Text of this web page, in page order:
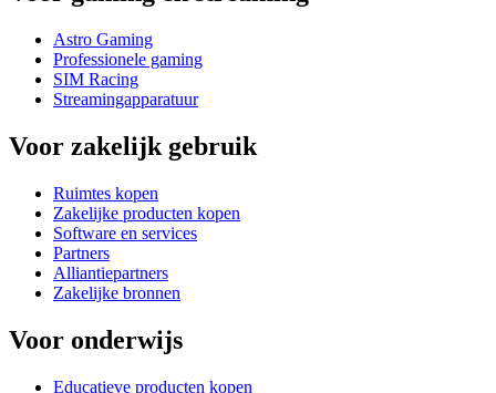
Astro Gaming
Professionele gaming
SIM Racing
Streamingapparatuur
Voor zakelijk gebruik
Ruimtes kopen
Zakelijke producten kopen
Software en services
Partners
Alliantiepartners
Zakelijke bronnen
Voor onderwijs
Educatieve producten kopen